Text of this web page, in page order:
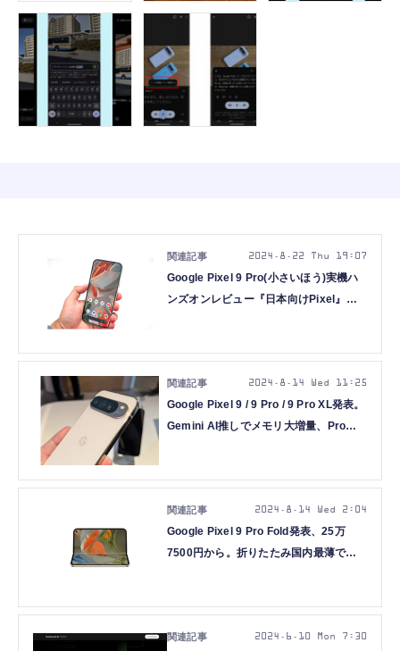
Google Pixel 9 Pro(小さいほう)実機ハ
ンズオンレビュー『日本向けPixel』の
2024.8.22 Thu 19:07
Google Pixel 9 / 9 Pro / 9 Pro XL発表。
Gemini AI推しでメモリ大増量、Proは
2024.8.14 Wed 11:25
Google Pixel 9 Pro Fold発表、25万
7500円から。折りたたみ国内最薄で軽
2024.8.14 Wed 2:04
2024.6.10 Mon 7:30